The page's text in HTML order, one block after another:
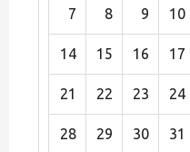
7 8 9 10
14 15 16 17
21 22 23 24
28 29 30 31